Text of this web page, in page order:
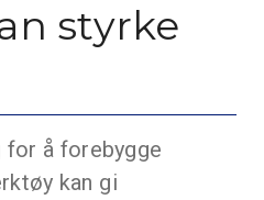
styrke
for å forebygge
kan gi